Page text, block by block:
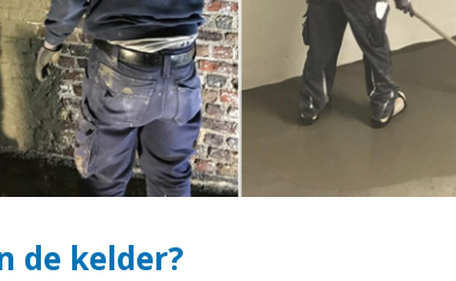
de kelder?